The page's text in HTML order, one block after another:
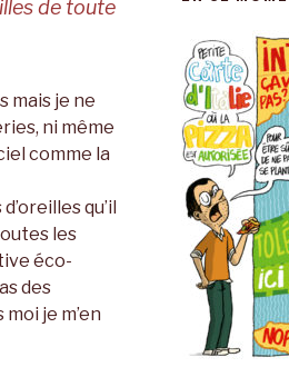
de toute
mais je ne
ni même
comme la
qu’il
les
éco-
des
je m’en